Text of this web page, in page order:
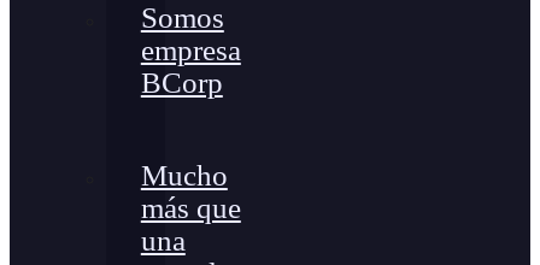
Somos
empresa
BCorp
Mucho
más que
una